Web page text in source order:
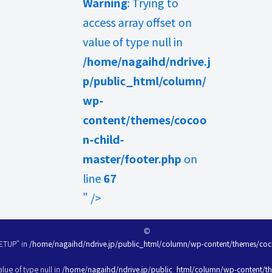
access array offset on
value of type null in
/home/nagaihd/ndrive.j
p/public_html/column/
wp-
content/themes/cocoo
n-child-
master/footer.php on
line67
" />
©
in /home/nagaihd/ndrive.jp/public_html/column/wp-content/themes/
of type null in /home/nagaihd/ndrive.jp/public_html/column/wp-content/